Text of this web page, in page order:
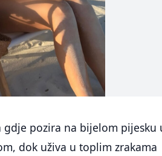
pozira na bijelom pijesku
dok uživa u toplim zrakama